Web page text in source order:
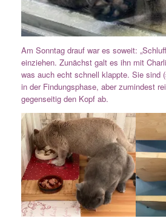
Am Sonntag drauf war es soweit:
einziehen. Zunächst galt es ihn mit
was auch echt schnell klappte. Sie sind
in der Findungsphase, aber zumindest
gegenseitig den Kopf ab.